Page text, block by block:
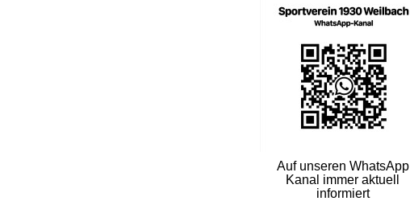
Auf unseren WhatsApp
Kanal immer aktuell
informiert